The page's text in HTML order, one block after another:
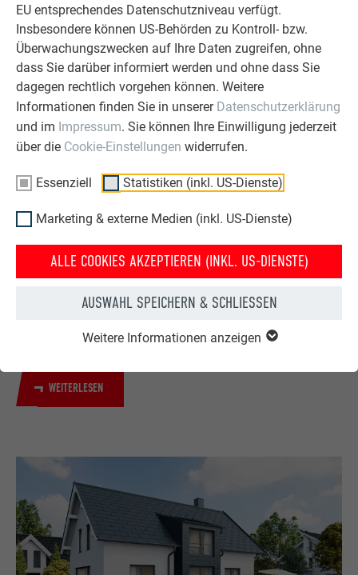
EU entsprechendes Datenschutzniveau verfügt.
Insbesondere können US-Behörden zu Kontroll- bzw.
Überwachungszwecken auf Ihre Daten zugreifen, ohne
dass Sie darüber informiert werden und ohne dass Sie
dagegen rechtlich vorgehen können. Weitere
Informationen finden Sie in unserer Datenschutzerklärung
und im Impressum. Sie können Ihre Einwilligung jederzeit
über die Cookie-Einstellungen widerrufen.
Essenziell Statistiken (inkl. US-Dienste)
Marketing & externe Medien (inkl. US-Dienste)
ALLE COOKIES AKZEPTIEREN (INKL. US-DIENSTE)
AUSWAHL SPEICHERN & SCHLIESSEN
Weitere Informationen anzeigen
Dank des geringen Gewichts der PREFA Produkte wird das
Sanieren von Dach und Fassade zum Kinderspiel – und der
kosmetische Eingriff macht auch optisch einiges her.
WEITERLESEN
HAUS NACH DER
DACHSANIERUNG MIT DER
PREFA DACHPLATTE
HAUS VOR DER
DACHSANIERUNG MIT PREFA
DACHPLATTE